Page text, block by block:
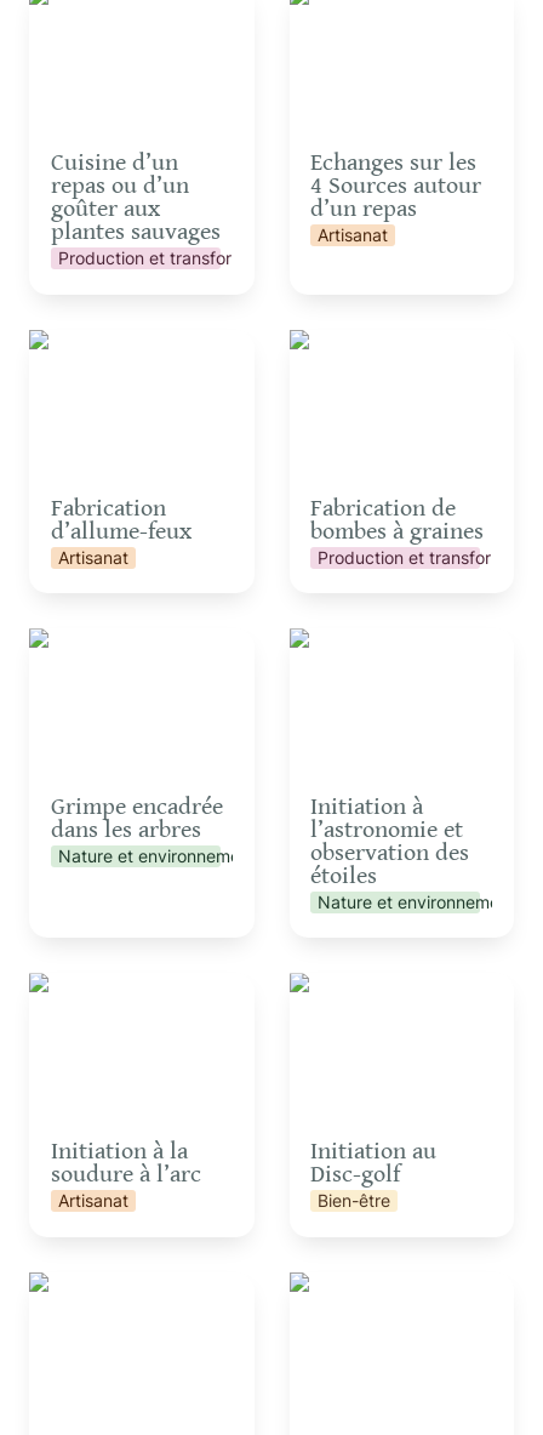
Cuisine d’un
repas ou d’un
goûter aux
plantes sauvages
Production et transformation
Echanges sur les
4 Sources autour
d’un repas
Artisanat
Fabrication d’allume-
Fabrication
d’allume-feux
Artisanat
Fabrication de bombes
Fabrication de
bombes à graines
Production et
Grimpe encadrée dans
Grimpe encadrée
dans les arbres
Nature et environnement
Initiation à l’astronomie
Initiation à
l’astronomie et
observation des
étoiles
Nature et environnement
Initiation à la soudure à
Initiation à la
soudure à l’arc
Artisanat
Initiation au Disc-golf
Initiation au
Disc-golf
Bien-être
Initiation ou
Introduction à la